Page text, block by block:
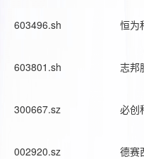
603496.sh 恒为
603801.sh 志邦
300667.sz 必创
002920.sz 德赛